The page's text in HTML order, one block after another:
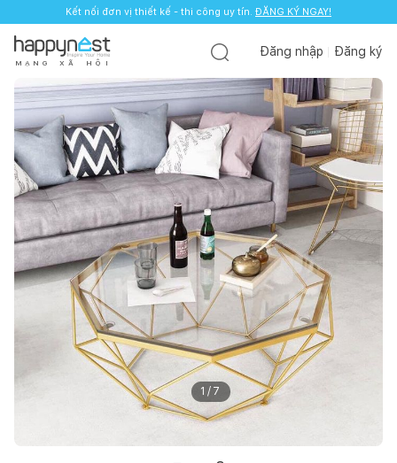
Kết nối đơn vị thiết kế - thi công uy tín. ĐĂNG KÝ NGAY!
M Ạ N G X Ã H Ộ I
Đăng nhập Đăng ký
1 / 7